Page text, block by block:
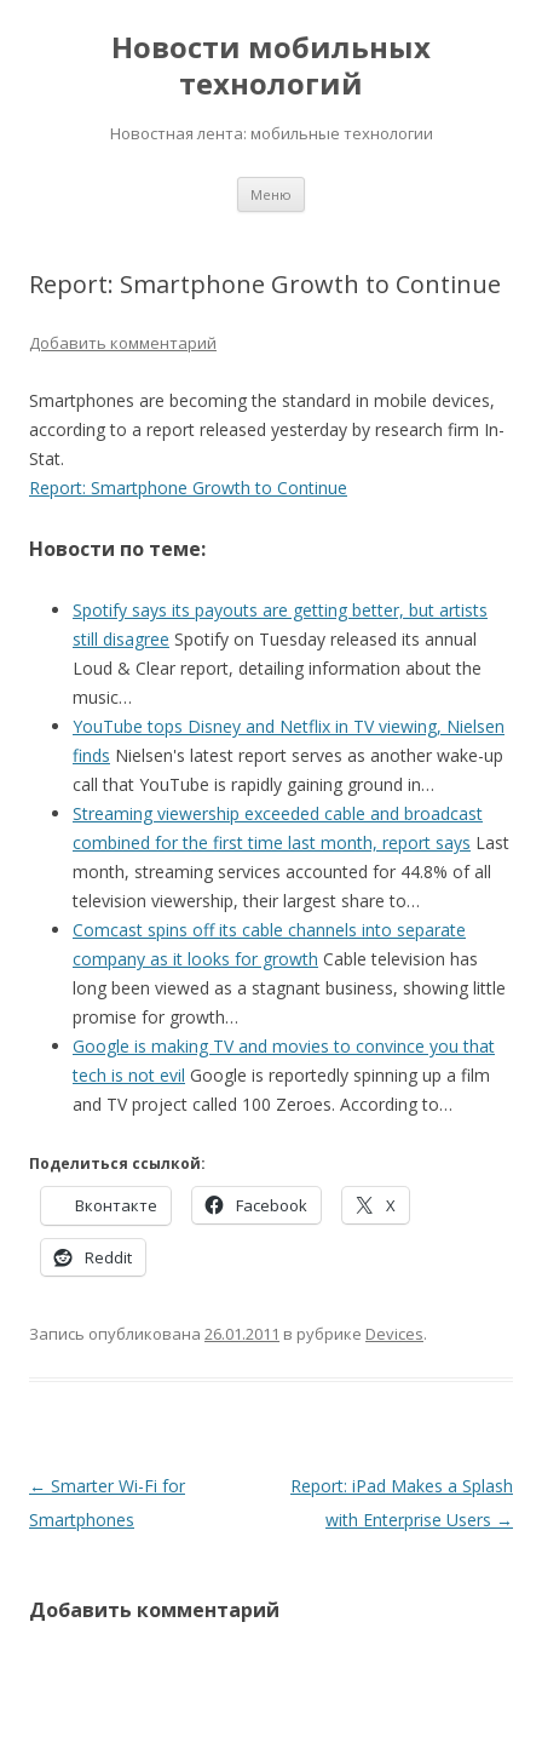
Новости мобильных
технологий
Новостная лента: мобильные технологии
Меню
Report: Smartphone Growth to Continue
Добавить комментарий
Smartphones are becoming the standard in mobile devices,
according to a report released yesterday by research firm In-
Stat.
Report: Smartphone Growth to Continue
Новости по теме:
Spotify says its payouts are getting better, but artists
still disagree Spotify on Tuesday released its annual
Loud & Clear report, detailing information about the
music…
YouTube tops Disney and Netflix in TV viewing, Nielsen
finds Nielsen's latest report serves as another wake-up
call that YouTube is rapidly gaining ground in…
Streaming viewership exceeded cable and broadcast
combined for the first time last month, report says Last
month, streaming services accounted for 44.8% of all
television viewership, their largest share to…
Comcast spins off its cable channels into separate
company as it looks for growth Cable television has
long been viewed as a stagnant business, showing little
promise for growth…
Google is making TV and movies to convince you that
tech is not evil Google is reportedly spinning up a film
and TV project called 100 Zeroes. According to…
Поделиться ссылкой:
Вконтакте Facebook X
Reddit
Запись опубликована 26.01.2011 в рубрике Devices.
Навигация
по
← Smarter Wi-Fi for
Smartphones
Report: iPad Makes a Splash
with Enterprise Users →
Добавить комментарий